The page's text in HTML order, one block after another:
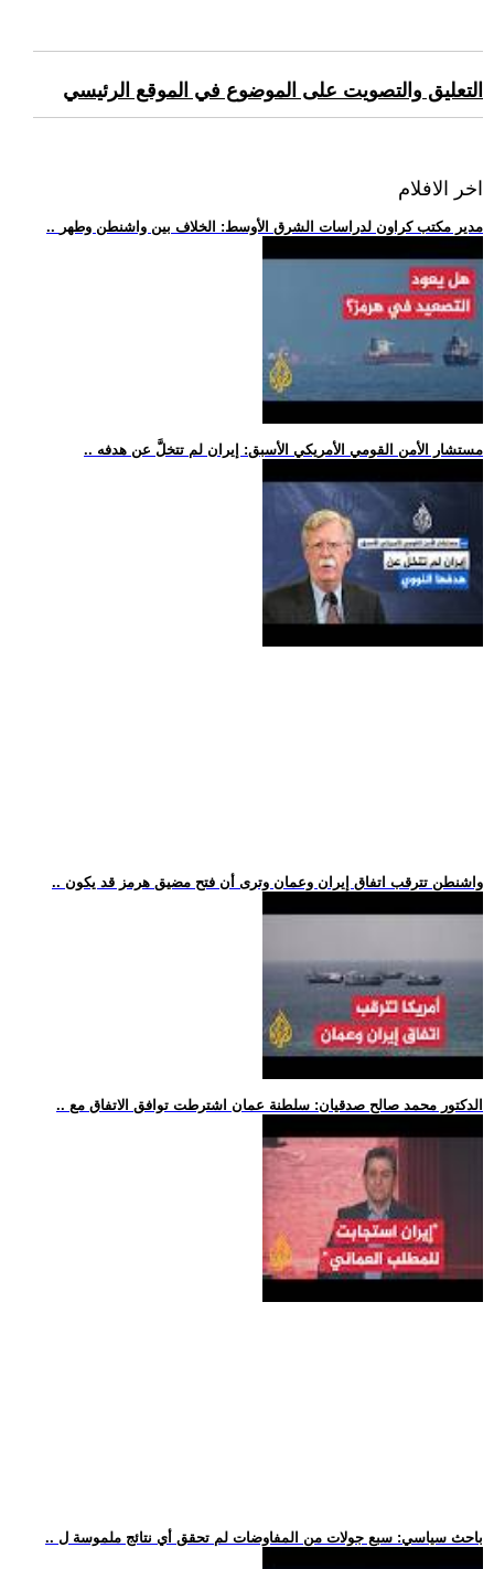
التعليق والتصويت على الموضوع في الموقع الرئيسي
اخر الافلام
.. مدير مكتب كراون لدراسات الشرق الأوسط: الخلاف بين واشنطن وطهر
.. مستشار الأمن القومي الأمريكي الأسبق: إيران لم تتخلَّ عن هدفه
.. واشنطن تترقب اتفاق إيران وعمان وترى أن فتح مضيق هرمز قد يكون
.. الدكتور محمد صالح صدقيان: سلطنة عمان اشترطت توافق الاتفاق مع
.. باحث سياسي: سبع جولات من المفاوضات لم تحقق أي نتائج ملموسة ل